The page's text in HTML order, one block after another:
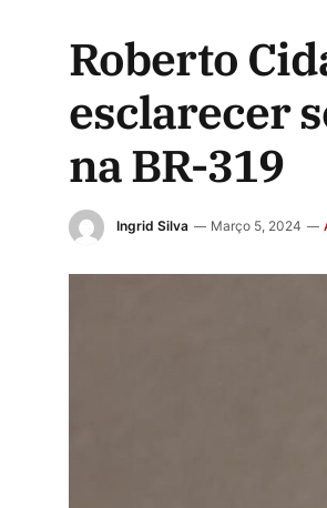
Roberto
esclarecer
na BR-319
Ingrid Silva Março 5, 2024